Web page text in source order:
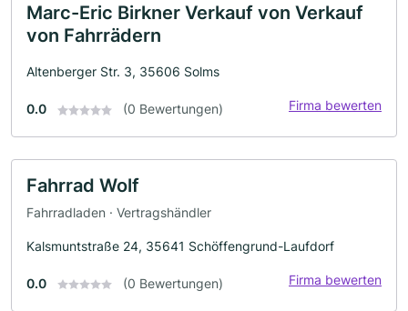
Marc-Eric Birkner Verkauf von Verkauf
von Fahrrädern
Altenberger Str. 3, 35606 Solms
0.0 (0 Bewertungen) Firma bewerten
Fahrrad Wolf
Fahrradladen · Vertragshändler
Kalsmuntstraße 24, 35641 Schöffengrund-Laufdorf
0.0 (0 Bewertungen) Firma bewerten